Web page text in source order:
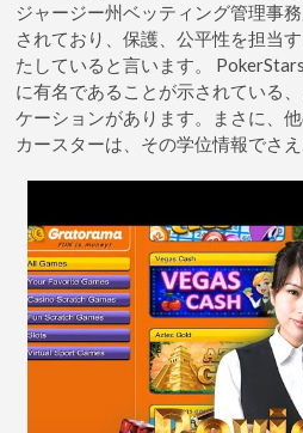
ジャージー州ベッティング管理事
されており、保護、公平性を担当
たしていると言います。
に有名であることが示されている
ケーションがあります。まさに、
カースターは、その学位情報でさえ